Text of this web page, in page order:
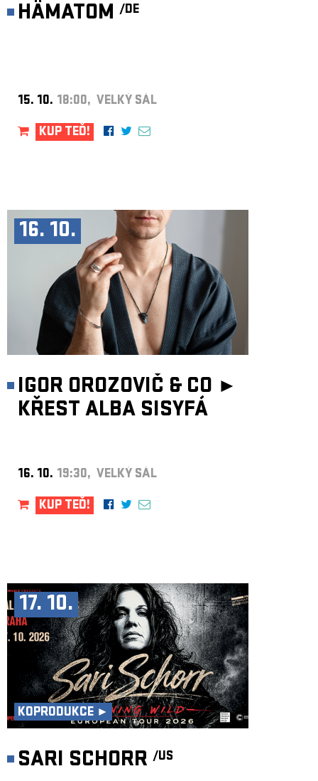
HÄMATOM /DE
15. 10. 18:00, VELKÝ SÁL
KUP TEĎ!
16. 10.
IGOR OROZOVIČ & CO ►
KŘEST ALBA SISYFÁ
16. 10. 19:30, VELKÝ SÁL
KUP TEĎ!
17. 10.
KOPRODUKCE ►
SARI SCHORR /US